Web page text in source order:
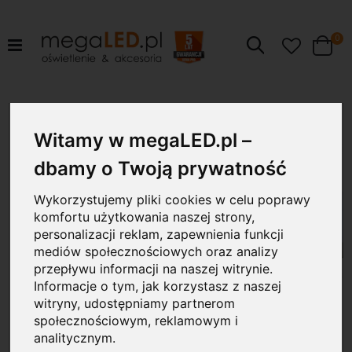
Witamy w megaLED.pl –
dbamy o Twoją prywatność
Wykorzystujemy pliki cookies w celu poprawy
komfortu użytkowania naszej strony,
personalizacji reklam, zapewnienia funkcji
mediów społecznościowych oraz analizy
przepływu informacji na naszej witrynie.
Informacje o tym, jak korzystasz z naszej
witryny, udostępniamy partnerom
społecznościowym, reklamowym i
analitycznym.
Szukaj Cart
0
koniec
galerii